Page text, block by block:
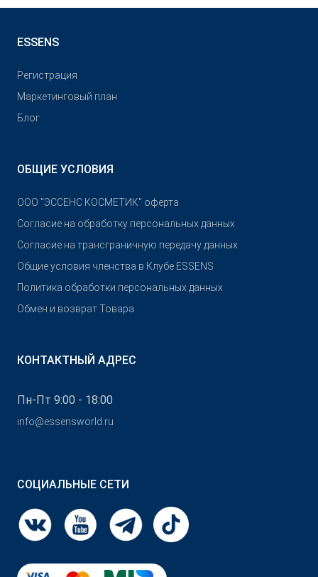
ESSENS
Pегистрация
Маркетинговый план
Блог
ОБЩИЕ УСЛОВИЯ
OOO "ЭССЕНС КОСМЕТИК" оферта
Согласие на обработку персональных данных
Согласие на трансграничную передачу данных
Общие условия членства в Клубе ESSENS
Политика обработки персональных данных
Обмен и возврат Товара
КОНТАКТНЫЙ АДРЕС
Пн-Пт 9:00 - 18:00
info@essensworld.ru
СОЦИАЛЬНЫЕ СЕТИ